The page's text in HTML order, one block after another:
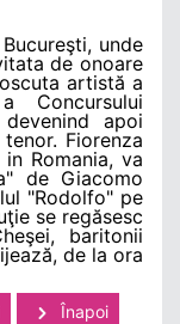
unde
de onoare
artistă a
Concursului
apoi
Fiorenza
Romania, va
de Giacomo
"Rodolfo" pe
se regăsesc
baritonii
de la ora
Înapoi